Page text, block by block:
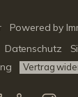
Powered by
Datenschutz
Vertrag